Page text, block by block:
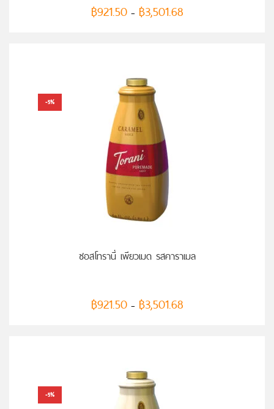
฿921.50 – ฿3,501.68
-5%
ซอสโทรานี่ เพียวเมด รสคาราเมล
฿921.50 – ฿3,501.68
-5%